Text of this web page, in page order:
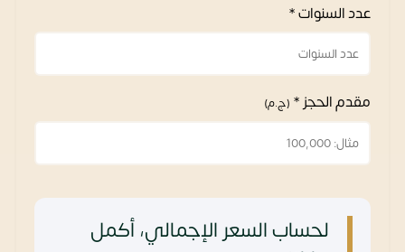
عدد السنوات *
مقدم الحجز * (ج.م)
لحساب السعر الإجمالي، أكمل